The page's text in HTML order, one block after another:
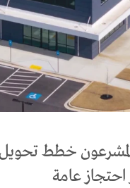
خطط تحويل
احتجاز عامة